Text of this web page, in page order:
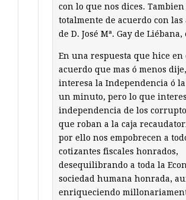
con lo que nos dices. Tambien
totalmente de acuerdo con
de D. José Mª. Gay de
En una respuesta que hice en
acuerdo que mas ó menos
interesa la Independencia ó
un minuto, pero lo que
independencia de los
que roban a la caja
por ello nos empobrecen a
cotizantes fiscales honrados,
desequilibrando a toda la
sociedad humana honrada,
enriqueciendo